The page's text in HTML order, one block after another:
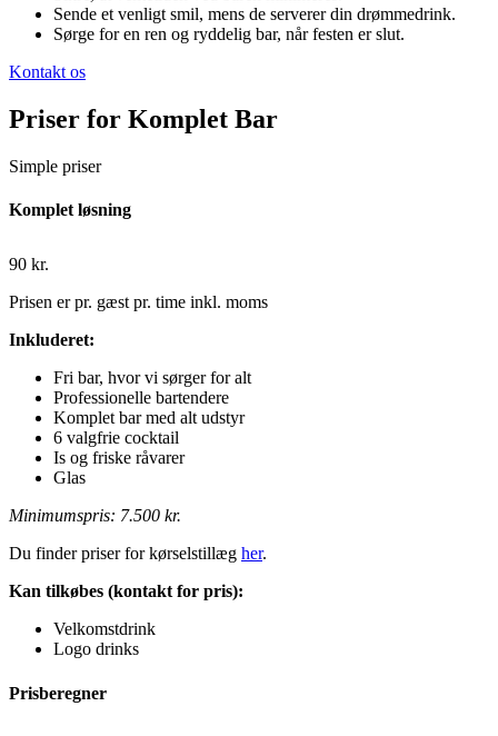
Sende et venligt smil, mens de serverer din drømmedrink.
Sørge for en ren og ryddelig bar, når festen er slut.
Kontakt os
Priser for Komplet Bar
Simple priser
Komplet løsning
90 kr.
Prisen er pr. gæst pr. time inkl. moms
Inkluderet:
Fri bar, hvor vi sørger for alt
Professionelle bartendere
Komplet bar med alt udstyr
6 valgfrie cocktail
Is og friske råvarer
Glas
Minimumspris: 7.500 kr.
Du finder priser for kørselstillæg her.
Kan tilkøbes (kontakt for pris):
Velkomstdrink
Logo drinks
Prisberegner